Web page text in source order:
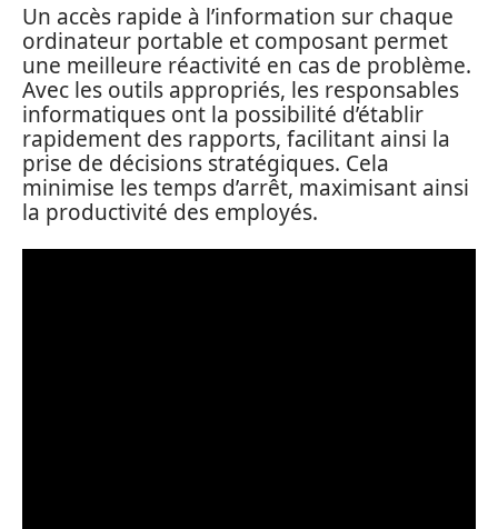
Un accès rapide à l’information sur chaque
ordinateur portable et composant permet
une meilleure réactivité en cas de problème.
Avec les outils appropriés, les responsables
informatiques ont la possibilité d’établir
rapidement des rapports, facilitant ainsi la
prise de décisions stratégiques. Cela
minimise les temps d’arrêt, maximisant ainsi
la productivité des employés.